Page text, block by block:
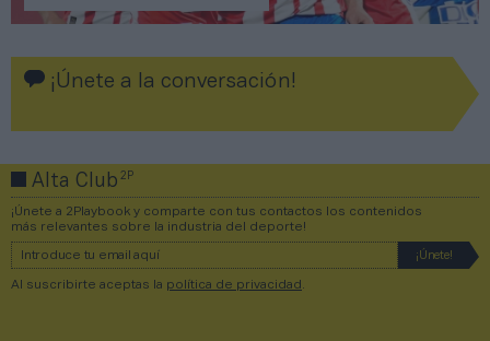
¡Únete a la conversación!
Alta Club2P
¡Únete a 2Playbook y comparte con tus contactos los contenidos
más relevantes sobre la industria del deporte!
Al suscribirte aceptas la política de privacidad